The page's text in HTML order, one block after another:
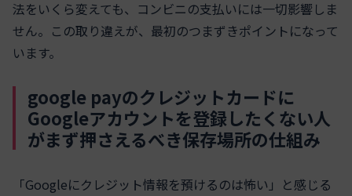
法をいくら変えても、コンビニの支払いには一切影響しま
せん。この取り違えが、最初のつまずきポイントになって
います。
google payのクレジットカードに
Googleアカウントを登録したくない人
がまず押さえるべき保存場所の仕組み
「Googleにクレジット情報を預けるのは怖い」と感じる